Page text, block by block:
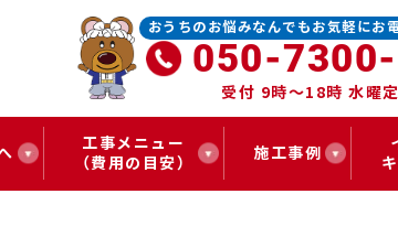
おうちのお悩みなんでもお気軽にお
050-
受付 9時～18時 水曜
工事メニュー
（費用の目安）
施工事例